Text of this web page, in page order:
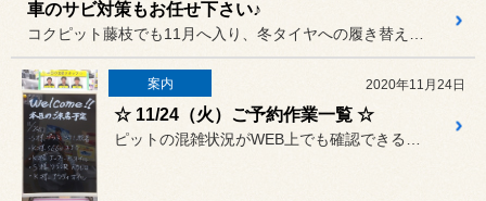
車のサビ対策もお任せ下さい♪
案内 2020年11月24日
☆ 11/24（火）ご予約作業一覧 ☆